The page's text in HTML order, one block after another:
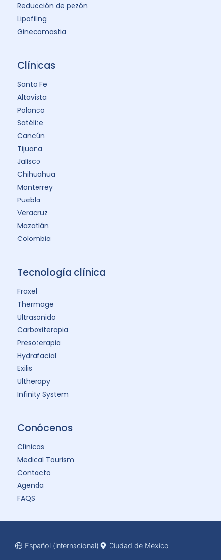
Reducción de pezón
Lipofiling
Ginecomastia
Clínicas
Santa Fe
Altavista
Polanco
Satélite
Cancún
Tijuana
Jalisco
Chihuahua
Monterrey
Puebla
Veracruz
Mazatlán
Colombia
Tecnología clínica
Fraxel
Thermage
Ultrasonido
Carboxiterapia
Presoterapia
Hydrafacial
Exilis
Ultherapy
Infinity System
Conócenos
Clínicas
Medical Tourism
Contacto
Agenda
FAQS
Español (internacional) Ciudad de México